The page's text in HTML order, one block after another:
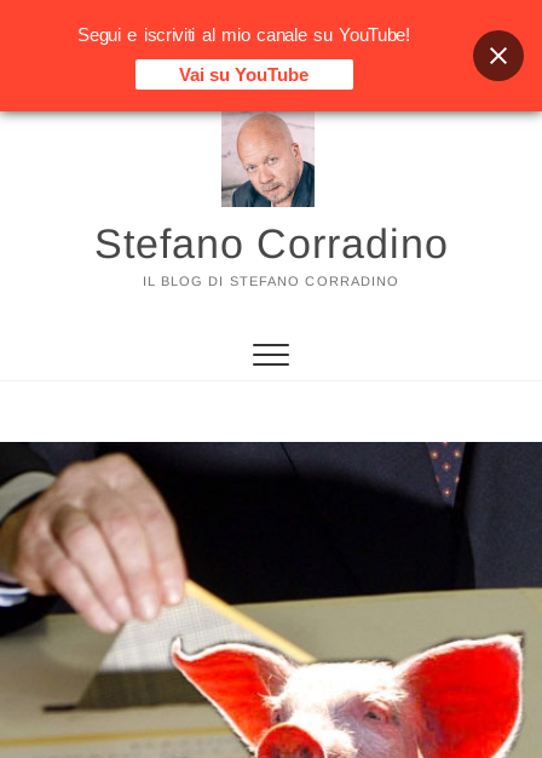
Vai
Stefano Corradino
IL BLOG DI STEFANO CORRADINO
Segui e iscriviti al mio canale su YouTube!
Vai su YouTube